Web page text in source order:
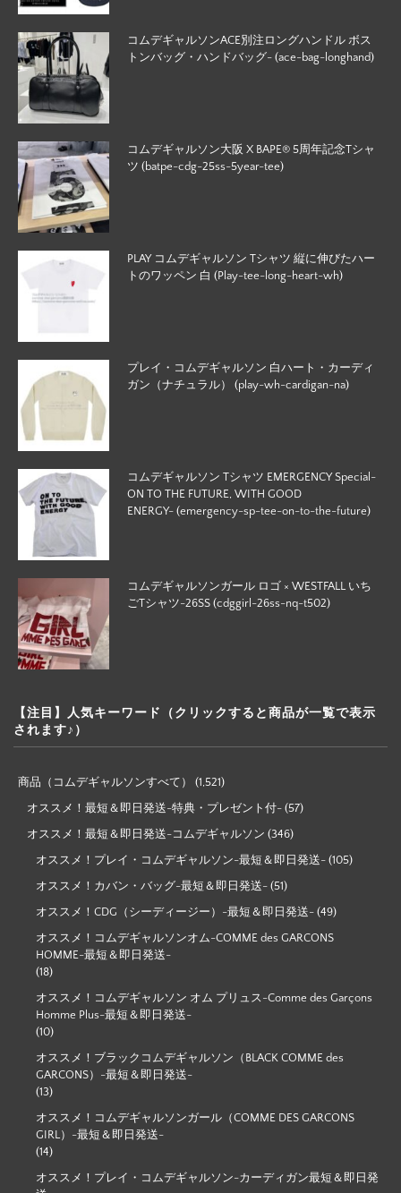
コムデギャルソンACE別注ロングハンドル ボス
トンバッグ・ハンドバッグ- (ace-bag-longhand)
コムデギャルソン大阪 X BAPE®︎ 5周年記念Tシャ
ツ (batpe-cdg-25ss-5year-tee)
PLAY コムデギャルソン Tシャツ 縦に伸びたハー
トのワッペン 白 (Play-tee-long-heart-wh)
プレイ・コムデギャルソン 白ハート・カーディ
ガン（ナチュラル） (play-wh-cardigan-na)
コムデギャルソン Tシャツ EMERGENCY Special-
ON TO THE FUTURE, WITH GOOD
ENERGY- (emergency-sp-tee-on-to-the-future)
コムデギャルソンガール ロゴ × WESTFALL いち
ごTシャツ-26SS (cdggirl-26ss-nq-t502)
【注目】人気キーワード（クリックすると商品が一覧で表示
されます♪）
商品（コムデギャルソンすべて） (1,521)
オススメ！最短＆即日発送-特典・プレゼント付- (57)
オススメ！最短＆即日発送-コムデギャルソン (346)
オススメ！プレイ・コムデギャルソン-最短＆即日発送- (105)
オススメ！カバン・バッグ-最短＆即日発送- (51)
オススメ！CDG（シーディージー）-最短＆即日発送- (49)
オススメ！コムデギャルソンオム-COMME des GARCONS
HOMME-最短＆即日発送-
(18)
オススメ！コムデギャルソン オム プリュス-Comme des Garçons
Homme Plus-最短＆即日発送-
(10)
オススメ！ブラックコムデギャルソン（BLACK COMME des
GARCONS）-最短＆即日発送-
(13)
オススメ！コムデギャルソンガール（COMME DES GARCONS
GIRL）-最短＆即日発送-
(14)
オススメ！プレイ・コムデギャルソン-カーディガン最短＆即日発